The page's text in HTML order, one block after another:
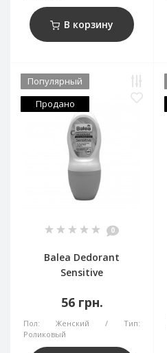
В корзину
Популярный
Продано
0
Balea Dedorant
Sensitive
56 грн.
Пол: Женский
Тип:
Роликовый